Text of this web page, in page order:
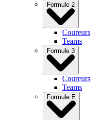
Formule 2
Coureurs
Teams
Formule 3
Coureurs
Teams
Formule E